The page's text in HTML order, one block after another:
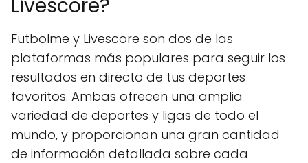
Livescore?
Futbolme y Livescore son dos de las
plataformas más populares para seguir los
resultados en directo de tus deportes
favoritos. Ambas ofrecen una amplia
variedad de deportes y ligas de todo el
mundo, y proporcionan una gran cantidad
de información detallada sobre cada